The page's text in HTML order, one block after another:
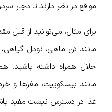
مواقع در نظر دارند تا دچار
برای مثال، می‌توانید از قبل
مانند تن ماهی، نودل
حلال همراه داشته باشید.
مانند بیسکوییت، مغزها و
غذا در دسترس نیست مفید